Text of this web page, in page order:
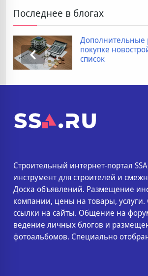
Последнее в блогах
Дополнительные
покупке
список
Строительный интернет-портал
инструмент для строителей и
Доска объявлений. Размещение
компании, цены на товары, услуги.
ссылки на сайты. Общение на
ведение личных блогов и
фотоальбомов. Специально